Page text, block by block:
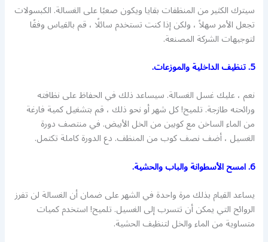
سيترك الكثير من المنظفات بقايا ويكون صعبًا على الغسالة. الكبسولات
تجعل الأمر سهلاً ، ولكن إذا كنت تستخدم سائلًا ، قم بالقياس وفقًا
لتوجيهات الشركة المصنعة.
5. تنظيف الداخلية والموزعات.
نعم ، عليك غسل الغسالة. سيساعد ذلك في الحفاظ على نظافته
ورائحته طازجة. تلميح! كل شهر أو نحو ذلك ، قم بتشغيل كمية فارغة
من الماء الساخن مع كوبين من الخل الأبيض. في منتصف دورة
الغسيل ، أضف نصف كوب من المنظف. دع الدورة كاملة تكتمل.
6. امسح الأسطوانة والباب والحشية.
يساعد القيام بذلك مرة واحدة في الشهر على ضمان أن الغسالة لن تفرز
الروائح التي يمكن أن تتسرب إلى الغسيل. تلميح! استخدم كميات
متساوية من الماء والخل لتنظيف الحشية.